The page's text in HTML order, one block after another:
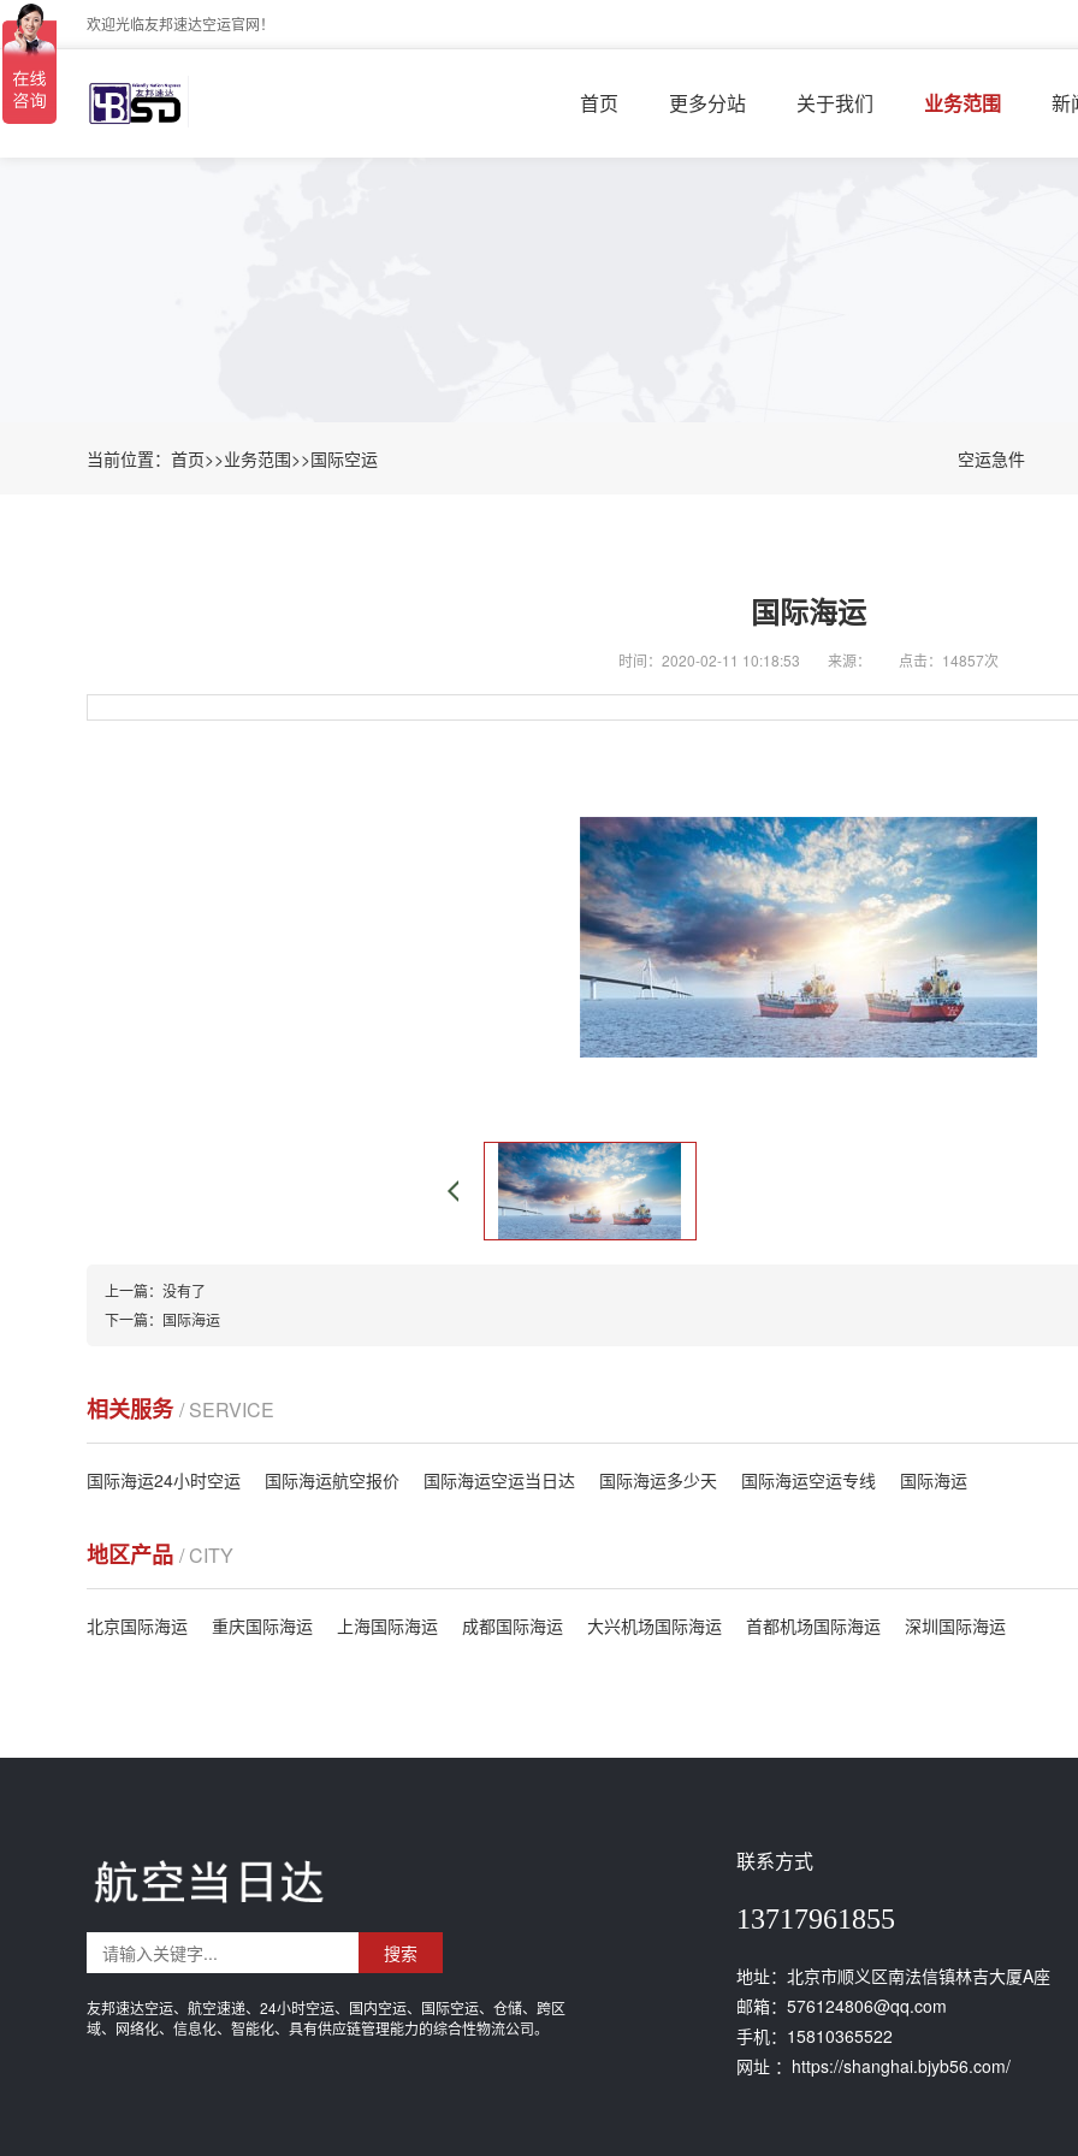
欢迎光临友邦速达空运官网！
首页 更多分站 关于我们 业务范围 新
当前位置： 首页>>业务范围>>国际空运 空运急件
国际海运
时间：2020-02-11 10:18:53 来源： 点击：14857次
上一篇： 没有了
下一篇： 国际海运
相关服务/ SERVICE
国际海运24小时空运 国际海运航空报价 国际海运空运当日达 国际海运多少天 国际海运空运专线 国际海运
地区产品 / CITY
北京国际海运 重庆国际海运 上海国际海运 成都国际海运 大兴机场国际海运 首都机场国际海运 深圳国际海运
搜索
友邦速达空运、航空速递、24小时空运、国内空运、国际空运、仓储、跨区
域、网络化、信息化、智能化、具有供应链管理能力的综合性物流公司。
联系方式
13717961855
地址：北京市顺义区南法信镇林吉大厦A座
邮箱：576124806@qq.com
手机：15810365522
网址 ：https://shanghai.bjyb56.com/